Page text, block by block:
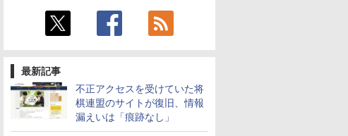
最新記事
不正アクセスを受けていた将
棋連盟のサイトが復旧、情報
漏えいは「痕跡なし」